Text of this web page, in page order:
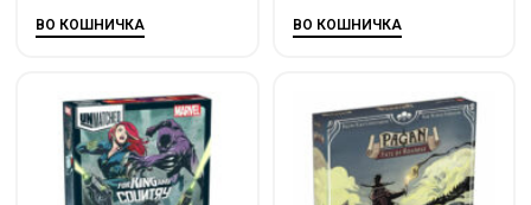
ВО КОШНИЧКА ВО КОШНИЧКА